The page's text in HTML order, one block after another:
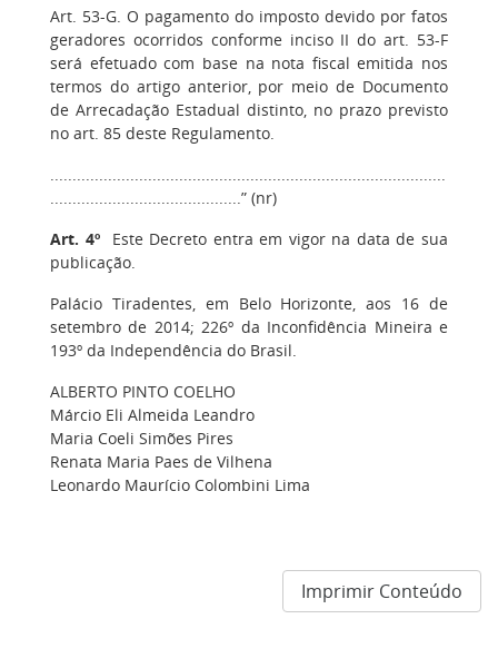
Art. 53-G. O pagamento do imposto devido por fatos
geradores ocorridos conforme inciso II do art. 53-F
será efetuado com base na nota fiscal emitida nos
termos do artigo anterior, por meio de Documento
de Arrecadação Estadual distinto, no prazo previsto
no art. 85 deste Regulamento.
.........................................................................................
...........................................” (nr)
Art. 4ºEste Decreto entra em vigor na data de sua
publicação.
Palácio Tiradentes, em Belo Horizonte, aos 16 de
setembro de 2014; 226º da Inconfidência Mineira e
193º da Independência do Brasil.
ALBERTO PINTO COELHO
Márcio Eli Almeida Leandro
Maria Coeli Simões Pires
Renata Maria Paes de Vilhena
Leonardo Maurício Colombini Lima
Imprimir Conteúdo